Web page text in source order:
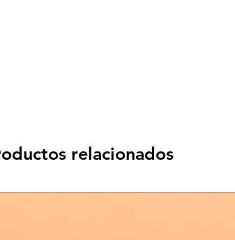
relacionados